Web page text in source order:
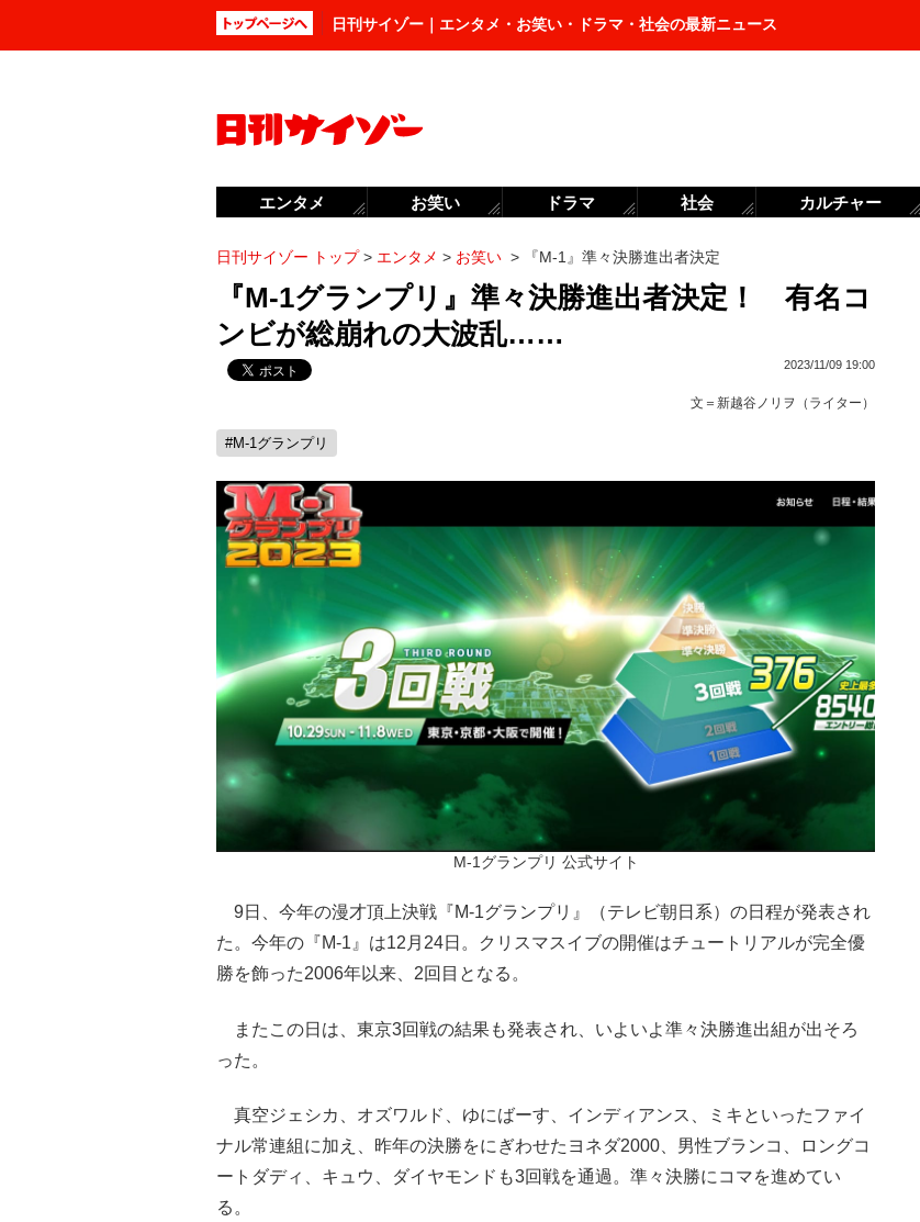
日刊サイゾー｜エンタメ・お笑い・ドラマ・社会の最新ニュース
日刊サイゾー トップ> エンタメ > お笑い > 『M-1』準々決勝進出者決定
『M-1グランプリ』準々決勝進出者決定！ 有名コ
ンビが総崩れの大波乱……
2023/11/09 19:00
文＝ 新越谷ノリヲ（ライター）
#M-1グランプリ
M-1グランプリ 公式サイト
9日、今年の漫才頂上決戦『M-1グランプリ』（テレビ朝日系）の日程が発表され
た。今年の『M-1』は12月24日。クリスマスイブの開催はチュートリアルが完全優
勝を飾った2006年以来、2回目となる。
またこの日は、東京3回戦の結果も発表され、いよいよ準々決勝進出組が出そろ
った。
真空ジェシカ、オズワルド、ゆにばーす、インディアンス、ミキといったファイ
ナル常連組に加え、昨年の決勝をにぎわせたヨネダ2000、男性ブランコ、ロングコ
ートダディ、キュウ、ダイヤモンドも3回戦を通過。準々決勝にコマを進めてい
る。
エンタメ お笑い ドラマ 社会 カルチャー